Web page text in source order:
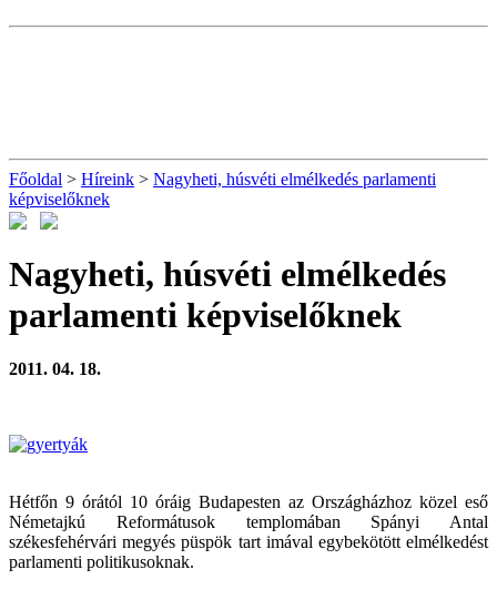
Főoldal > Híreink > Nagyheti, húsvéti elmélkedés parlamenti
képviselőknek
Nagyheti, húsvéti elmélkedés
parlamenti képviselőknek
2011. 04. 18.
Hétfőn 9 órától 10 óráig Budapesten az Országházhoz közel eső
Németajkú Reformátusok templomában Spányi Antal
székesfehérvári megyés püspök tart imával egybekötött elmélkedést
parlamenti politikusoknak.